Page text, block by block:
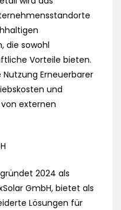
die sowohl
Vorteile bieten.
Erneuerbarer
und
externen
2024 als
GmbH, bietet als
Lösungen für